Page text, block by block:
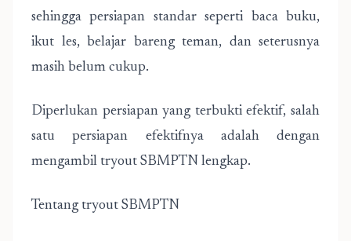
sehingga persiapan standar seperti baca buku,
ikut les, belajar bareng teman, dan seterusnya
masih belum cukup.
Diperlukan persiapan yang terbukti efektif, salah
satu persiapan efektifnya adalah dengan
mengambil tryout SBMPTN lengkap.
Tentang tryout SBMPTN